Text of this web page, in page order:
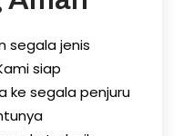
segala jenis
siap
ke segala penjuru